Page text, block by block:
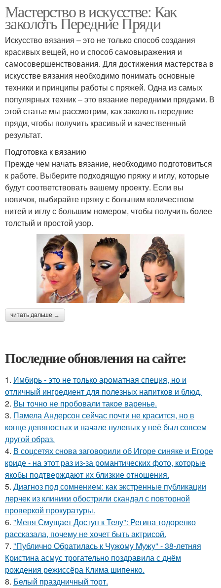
Мастерство в искусстве: Как
заколоть Передние Пряди
Искусство вязания – это не только способ создания
красивых вещей, но и способ самовыражения и
самосовершенствования. Для достижения мастерства в
искусстве вязания необходимо понимать основные
техники и принципы работы с пряжей. Одна из самых
популярных техник – это вязание передними прядами. В
этой статье мы рассмотрим, как заколоть передние
пряди, чтобы получить красивый и качественный
результат.
Подготовка к вязанию
Прежде чем начать вязание, необходимо подготовиться
к работе. Выберите подходящую пряжу и иглу, которые
будут соответствовать вашему проекту. Если вы
новичок, выбирайте пряжу с большим количеством
нитей и иглу с большим номером, чтобы получить более
толстый и простой узор.
читать дальше →
Последние обновления на сайте:
1. Имбирь - это не только ароматная специя, но и
отличный ингредиент для полезных напитков и блюд.
2. Вы точно не пробовали такое варенье.
3. Памела Андерсон сейчас почти не красится, но в
конце девяностых и начале нулевых у неё был совсем
другой образ.
4. В соцсетях снова заговорили об Игоре синяке и Егоре
криде - на этот раз из-за романтических фото, которые
якобы подтверждают их близкие отношения.
5. Диагноз под сомнением: как экстренные публикации
лерчек из клиники обострили скандал с повторной
проверкой прокуратуры.
6. "Меня Смущает Доступ к Телу": Регина тодоренко
рассказала, почему не хочет быть актрисой.
7. "Публично Обратилась к Чужому Мужу" - 38-летняя
Кристина асмус трогательно поздравила с днём
рождения режиссёра Клима шипенко.
8. Белый праздничный торт.